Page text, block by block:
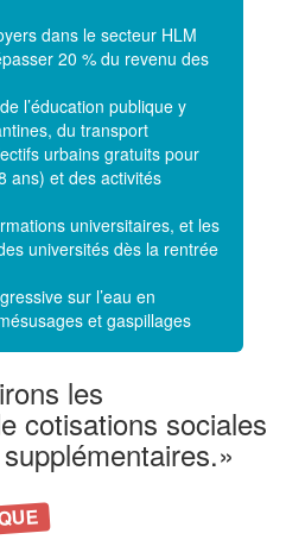
dans le secteur HLM
20 % du revenu des
l’éducation publique y
du transport
urbains gratuits pour
ans) et des activités
universitaires, et les
universités dès la rentrée
sur l’eau en
et gaspillages
les
cotisations sociales